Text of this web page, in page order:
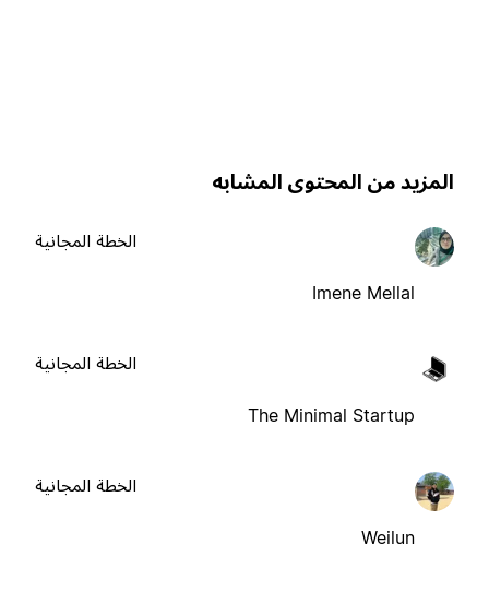
من المحتوى المشابه
Imene Mellal
الخطة المجانية
The Minimal Startup
الخطة المجانية
Weilun
الخطة المجانية